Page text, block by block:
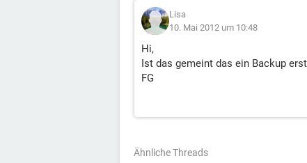
Lisa
10. Mai 2012 um 10:48
Hi,
Ist das gemeint das ein Backup
FG
Ähnliche Threads